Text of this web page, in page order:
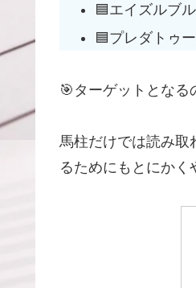
🟦エイズルブ
🟦プレダトゥ
🎯ターゲットとなる
馬柱だけでは読み取
るためにもとにかく